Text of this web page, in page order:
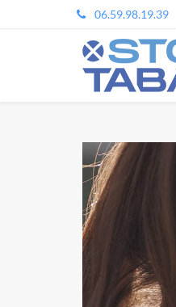
06.59.98.19.39